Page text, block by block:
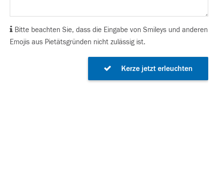
Bitte beachten Sie, dass die Eingabe von Smileys und anderen
Emojis aus Pietätsgründen nicht zulässig ist.
Kerze jetzt erleuchten